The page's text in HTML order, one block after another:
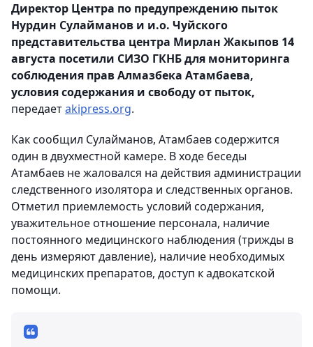
Директор Центра по предупреждению пыток
Нурдин Сулайманов и и.о. Чуйского
представительства центра Мирлан Жакыпов 14
августа посетили СИЗО ГКНБ для мониторинга
соблюдения прав Алмазбека Атамбаева,
условия содержания и свободу от пыток,
передаетakipress.org.
Как сообщил Сулайманов, Атамбаев содержится
один в двухместной камере. В ходе беседы
Атамбаев не жаловался на действия администрации
следственного изолятора и следственных органов.
Отметил приемлемость условий содержания,
уважительное отношение персонала, наличие
постоянного медицинского наблюдения (трижды в
день измеряют давление), наличие необходимых
медицинских препаратов, доступ к адвокатской
помощи.